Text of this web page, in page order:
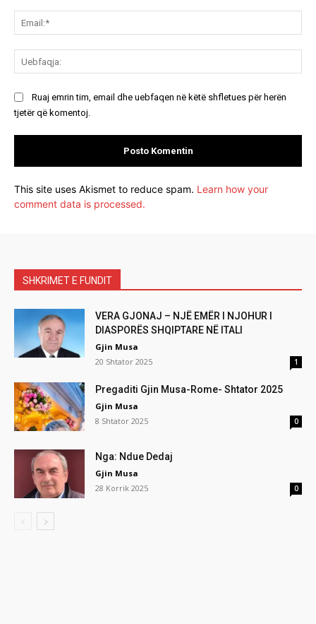
Ruaj emrin tim, email dhe uebfaqen në këtë shfletues për herën
tjetër që komentoj.
This site uses Akismet to reduce spam. Learn how your
comment data is processed.
SHKRIMET E FUNDIT
VERA GJONAJ – NJË EMËR I NJOHUR I
DIASPORËS SHQIPTARE NË ITALI
Gjin Musa
20 Shtator 2025
1
Pregaditi Gjin Musa-Rome- Shtator 2025
Gjin Musa
8 Shtator 2025
0
Nga: Ndue Dedaj
Gjin Musa
28 Korrik 2025
0